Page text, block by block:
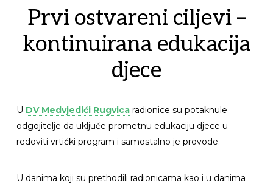
Prvi ostvareni ciljevi –
kontinuirana edukacija
djece
U DV Medvjedići Rugvicaradionice su potaknule
odgojitelje da uključe prometnu edukaciju djece u
redoviti vrtićki program i samostalno je provode.
U danima koji su prethodili radionicama kao i u danima